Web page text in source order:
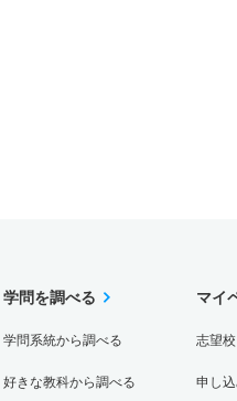
学問を調べる
学問系統から調べる
好きな教科から調べる
マイ
志望
申し